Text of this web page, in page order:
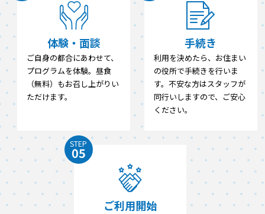
体験・面談
ご自身の都合にあわせて、
プログラムを体験。昼食
（無料）もお召し上がりい
ただけます。
手続き
利用を決めたら、お住まい
の役所で手続きを行いま
す。不安な方はスタッフが
同行いしますので、ご安心
ください。
STEP
05
ご利用開始